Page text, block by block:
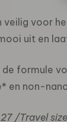
veilig voor
uit en
formule
en non-
/Travel